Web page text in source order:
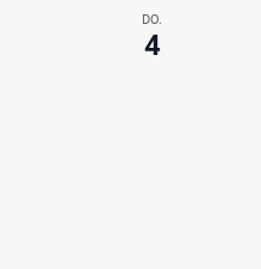
DO.
4